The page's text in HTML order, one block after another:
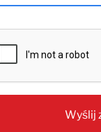
Wyślij